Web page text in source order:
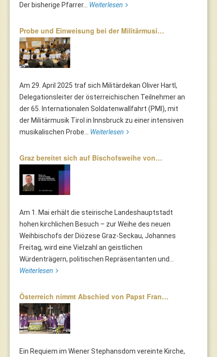
Der bisherige Pfarrer... Weiterlesen
Probe und Einweisung bei der Militärmusi…
Am 29. April 2025 traf sich Militärdekan Oliver Hartl,
Delegationsleiter der österreichischen Teilnehmer an
der 65. Internationalen Soldatenwallfahrt (PMI), mit
der Militärmusik Tirol in Innsbruck zu einer intensiven
musikalischen Probe... Weiterlesen
Graz bereitet sich auf Bischofsweihe von…
Am 1. Mai erhält die steirische Landeshauptstadt
hohen kirchlichen Besuch – zur Weihe des neuen
Weihbischofs der Diözese Graz-Seckau, Johannes
Freitag, wird eine Vielzahl an geistlichen
Würdenträgern, politischen Repräsentanten und...
Weiterlesen
Österreich nimmt Abschied von Papst Fran…
Ein Requiem im Wiener Stephansdom vereinte Kirche,